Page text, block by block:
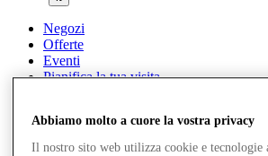
Negozi
Offerte
Eventi
Pianifica la tua visita
Turismo
Ricerca di lavoro
Abbiamo molto a cuore la vostra privacy
Il nostro sito web utilizza cookie e tecnologie